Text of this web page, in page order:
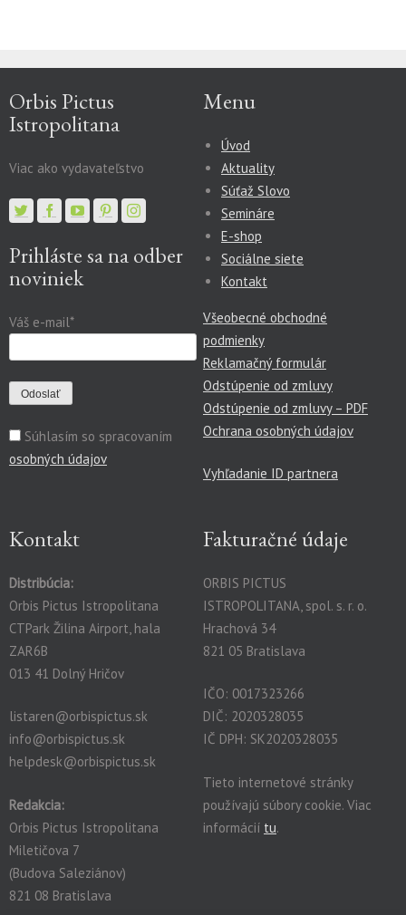
Orbis Pictus
Istropolitana
Viac ako vydavateľstvo
Prihláste sa na odber
noviniek
Váš e-mail*
Súhlasím so spracovaním
osobných údajov
Menu
Úvod
Aktuality
Súťaž Slovo
Semináre
E-shop
Sociálne siete
Kontakt
Všeobecné obchodné
podmienky
Reklamačný formulár
Odstúpenie od zmluvy
Odstúpenie od zmluvy – PDF
Ochrana osobných údajov
Vyhľadanie ID partnera
Kontakt
Distribúcia:
Orbis Pictus Istropolitana
CTPark Žilina Airport, hala
ZAR6B
013 41 Dolný Hričov
listaren@orbispictus.sk
info@orbispictus.sk
helpdesk@orbispictus.sk
Redakcia:
Orbis Pictus Istropolitana
Miletičova 7
(Budova Saleziánov)
821 08 Bratislava
Fakturačné údaje
ORBIS PICTUS
ISTROPOLITANA, spol. s. r. o.
Hrachová 34
821 05 Bratislava
IČO: 0017323266
DIČ: 2020328035
IČ DPH: SK2020328035
Tieto internetové stránky
používajú súbory cookie. Viac
informácií tu.